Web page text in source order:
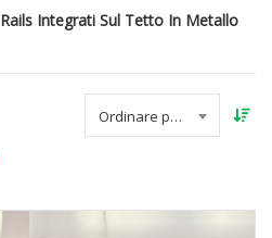
Rails Integrati Sul Tetto In Metallo
Ordinare per data